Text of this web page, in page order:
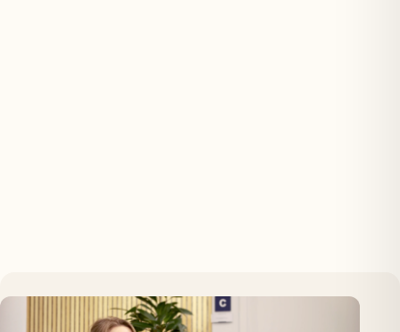
talte på en forståelig og rolig måde, så vores dreng helt
naturligt åbnede op for hende og fortalte hvordan han havde